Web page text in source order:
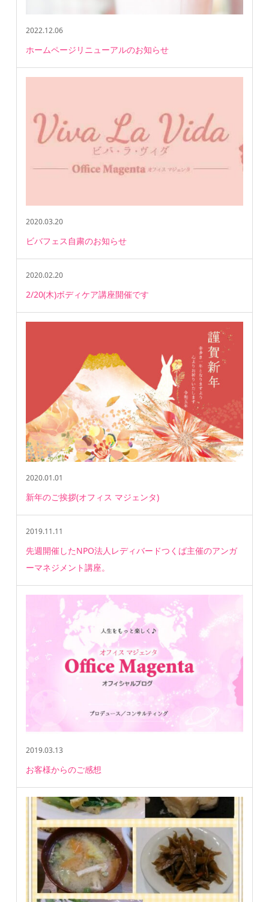
2022.12.06
ホームページリニューアルのお知らせ
2020.03.20
ビバフェス自粛のお知らせ
2020.02.20
2/20(木)ボディケア講座開催です
2020.01.01
新年のご挨拶(オフィス マジェンタ)
2019.11.11
先週開催したNPO法人レディバードつくば主催のアンガ
ーマネジメント講座。
2019.03.13
お客様からのご感想